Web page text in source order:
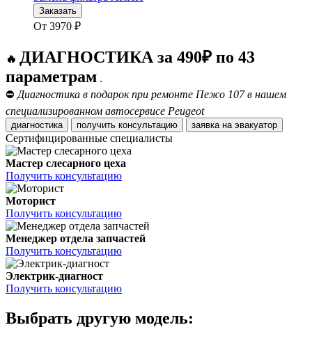
Заказать
От 3970 ₽
🔥 ДИАГНОСТИКА за 490₽ по 43
параметрам .
⛔ Диагностика в подарок при ремонте Пежо 107 в нашем
специализированном автосервисе Peugeot
диагностика получить консультацию заявка на эвакуатор
Сертифицированные специалисты
Мастер слесарного цеха
Получить консультацию
Моторист
Получить консультацию
Менеджер отдела запчастей
Получить консультацию
Электрик-диагност
Получить консультацию
Выбрать другую модель: